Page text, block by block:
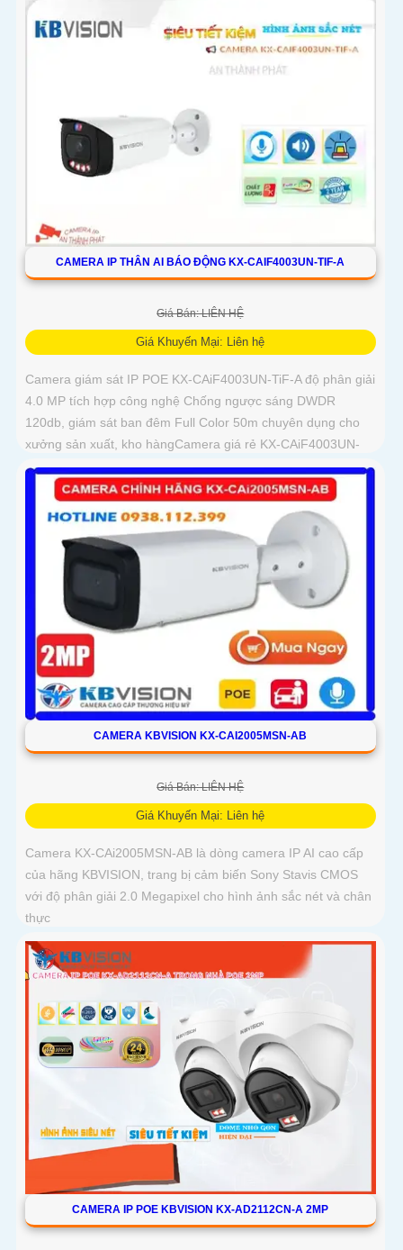
CAMERA IP THÂN AI BÁO ĐỘNG KX-CAIF4003UN-TIF-A
Giá Bán: LIÊN HỆ
Giá Khuyến Mại: Liên hệ
Camera giám sát IP POE KX-CAiF4003UN-TiF-A độ phân giải
4.0 MP tích hợp công nghệ Chống ngược sáng DWDR
120db, giám sát ban đêm Full Color 50m chuyên dụng cho
xưởng sản xuất, kho hàngCamera giá rẻ KX-CAiF4003UN-
TiF-A, độ phân giải 4
CAMERA KBVISION KX-CAI2005MSN-AB
Giá Bán: LIÊN HỆ
Giá Khuyến Mại: Liên hệ
Camera KX-CAi2005MSN-AB là dòng camera IP AI cao cấp
của hãng KBVISION, trang bị cảm biến Sony Stavis CMOS
với độ phân giải 2.0 Megapixel cho hình ảnh sắc nét và chân
thực
CAMERA IP POE KBVISION KX-AD2112CN-A 2MP